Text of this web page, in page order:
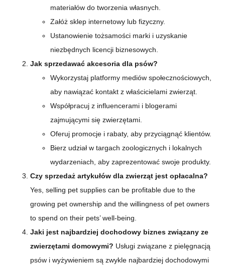
materiałów do tworzenia własnych.
Załóż sklep internetowy lub fizyczny.
Ustanowienie tożsamości marki i uzyskanie
niezbędnych licencji biznesowych.
Jak sprzedawać akcesoria dla psów?
Wykorzystaj platformy mediów społecznościowych,
aby nawiązać kontakt z właścicielami zwierząt.
Współpracuj z influencerami i blogerami
zajmującymi się zwierzętami.
Oferuj promocje i rabaty, aby przyciągnąć klientów.
Bierz udział w targach zoologicznych i lokalnych
wydarzeniach, aby zaprezentować swoje produkty.
Czy sprzedaż artykułów dla zwierząt jest opłacalna?
Yes, selling pet supplies can be profitable due to the
growing pet ownership and the willingness of pet owners
to spend on their pets’ well-being.
Jaki jest najbardziej dochodowy biznes związany ze
zwierzętami domowymi? Usługi związane z pielęgnacją
psów i wyżywieniem są zwykle najbardziej dochodowymi